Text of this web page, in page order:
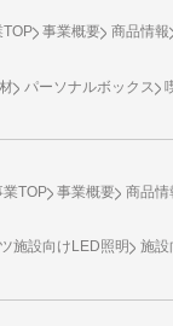
事業概要 商品情報
パーソナルボックス
業TOP 事業概要 商品情
施設向け LED照明 施設